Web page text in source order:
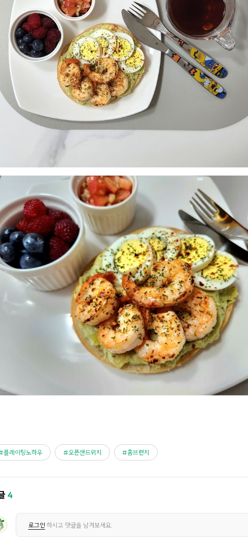
플레이팅노하우 오픈샌드위치 홈브런치
4
로그인 하시고 댓글을 남겨보세요.